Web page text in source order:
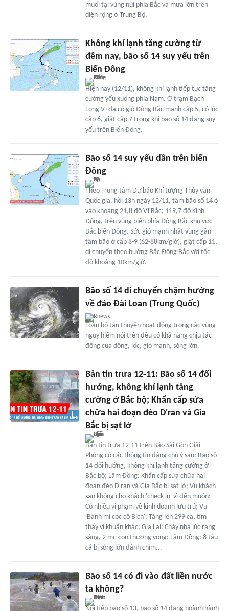
muối tại vùng núi phía Bắc và mưa lớn trên
diện rộng ở Trung Bộ.
Không khí lạnh tăng cường từ
đêm nay, bão số 14 suy yếu trên
Biển Đông
Hiện nay (12/11), không khí lạnh tiếp tục tăng
cường yếu xuống phía Nam. Ở trạm Bạch
Long Vĩ đã có gió Đông Bắc mạnh cấp 5, có lúc
cấp 6, giật cấp 7 trong khi bão số 14 đang suy
yếu trên Biển Đông.
Bão số 14 suy yếu dần trên biển
Đông
Theo Trung tâm Dự báo Khí tượng Thủy văn
Quốc gia, hồi 13h ngày 12/11, tâm bão số 14 ở
vào khoảng 21,8 độ Vĩ Bắc; 119,7 độ Kinh
Đông, trên vùng biển phía Đông Bắc khu vực
Bắc biển Đông. Sức gió mạnh nhất vùng gần
tâm bão ở cấp 8-9 (62-88km/giờ), giật cấp 11,
di chuyển theo hướng Bắc Đông Bắc với tốc
độ khoảng 10km/giờ.
Bão số 14 di chuyển chậm hướng
về đảo Đài Loan (Trung Quốc)
Bnews
Toàn bộ tàu thuyền hoạt động trong các vùng
nguy hiểm nói trên đều có khả năng chịu tác
động của dông, lốc, gió mạnh, sóng lớn.
Bản tin trưa 12-11: Bão số 14 đổi
hướng, không khí lạnh tăng
cường ở Bắc bộ; Khẩn cấp sửa
chữa hai đoạn đèo D'ran và Gia
Bắc bị sạt lở
Bản tin trưa 12-11 trên Báo Sài Gòn Giải
Phóng có các thông tin đáng chú ý sau: Bão số
14 đổi hướng, không khí lạnh tăng cường ở
Bắc bộ; Lâm Đồng: Khẩn cấp sửa chữa hai
đoạn đèo D'ran và Gia Bắc bị sạt lở; Vụ khách
sạn không cho khách 'check-in' vì đến muộn:
Có nhiều vi phạm về kinh doanh lưu trú; Vụ
'Bánh mì cóc cô Bích': Tăng lên 299 ca, tìm
thấy vi khuẩn khác; Gia Lai: Cháy nhà lúc rạng
sáng, 2 mẹ con thương vong; Lâm Đồng: 8 tàu
cá bị sóng lớn đánh chìm...
Bão số 14 có đi vào đất liền nước
ta không?
Nối tiếp bão số 13, bão số 14 đang hoành hành